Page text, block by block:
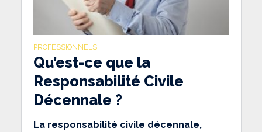
PROFESSIONNELS
Qu’est-ce que la
Responsabilité Civile
Décennale ?
La responsabilité civile décennale,